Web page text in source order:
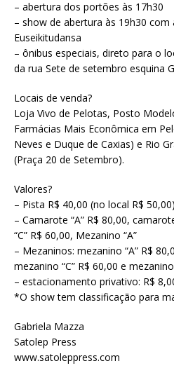
– abertura dos portões às 17h30
– show de abertura às 19h30 com
Euseikitudansa
– ônibus especiais, direto para o
da rua Sete de setembro esquina
Locais de venda?
Loja Vivo de Pelotas, Posto
Farmácias Mais Econômica em
Neves e Duque de Caxias) e Rio
(Praça 20 de Setembro).
Valores?
– Pista R$ 40,00 (no local R$
– Camarote “A” R$ 80,00,
“C” R$ 60,00, Mezanino “A”
– Mezaninos: mezanino “A” R$
mezanino “C” R$ 60,00 e
– estacionamento privativo: R$
*O show tem classificação para
Gabriela Mazza
Satolep Press
www.satoleppress.com